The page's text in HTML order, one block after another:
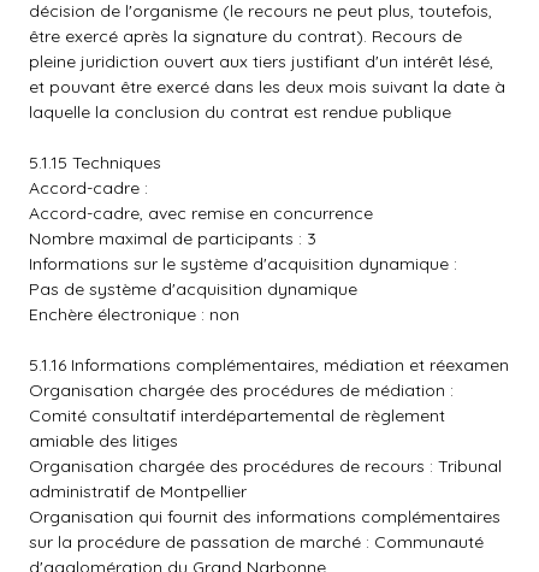
décision de l'organisme (le recours ne peut plus, toutefois,
être exercé après la signature du contrat). Recours de
pleine juridiction ouvert aux tiers justifiant d'un intérêt lésé,
et pouvant être exercé dans les deux mois suivant la date à
laquelle la conclusion du contrat est rendue publique
5.1.15 Techniques
Accord-cadre :
Accord-cadre, avec remise en concurrence
Nombre maximal de participants : 3
Informations sur le système d'acquisition dynamique :
Pas de système d'acquisition dynamique
Enchère électronique : non
5.1.16 Informations complémentaires, médiation et réexamen
Organisation chargée des procédures de médiation :
Comité consultatif interdépartemental de règlement
amiable des litiges
Organisation chargée des procédures de recours : Tribunal
administratif de Montpellier
Organisation qui fournit des informations complémentaires
sur la procédure de passation de marché : Communauté
d'agglomération du Grand Narbonne